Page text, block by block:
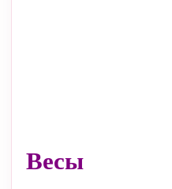
Начало года: Январь и